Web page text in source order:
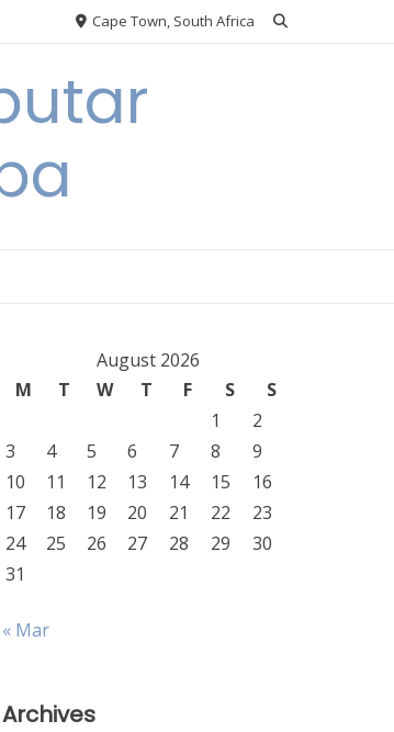
Cape Town, South Africa
August 2026
M
T W T F S
S
1
2
3
4 5 6 7 8
9
10
11 12 13 14 15
16
17
18 19 20 21 22
23
24
25 26 27 28 29
30
31
« Mar
Archives